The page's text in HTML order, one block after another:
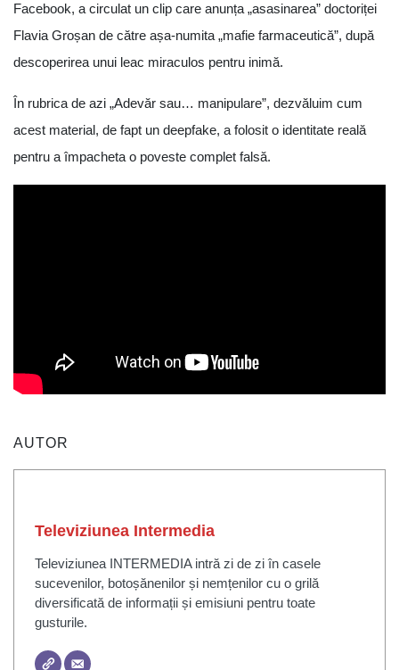
Facebook, a circulat un clip care anunța „asasinarea” doctoriței
Flavia Groșan de către așa-numita „mafie farmaceutică”, după
descoperirea unui leac miraculos pentru inimă.
În rubrica de azi „Adevăr sau… manipulare”, dezvăluim cum
acest material, de fapt un deepfake, a folosit o identitate reală
pentru a împacheta o poveste complet falsă.
AUTOR
Televiziunea Intermedia
Televiziunea INTERMEDIA intră zi de zi în casele
sucevenilor, botoșănenilor și nemțenilor cu o grilă
diversificată de informații și emisiuni pentru toate
gusturile.